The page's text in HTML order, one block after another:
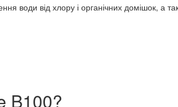
води від хлору і органічних домішок, а
B100?